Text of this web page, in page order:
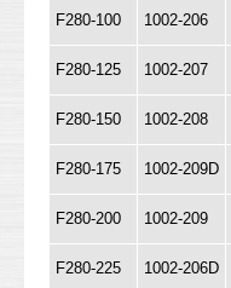
F280-100 1002-206
F280-125 1002-207
F280-150 1002-208
F280-175 1002-209D
F280-200 1002-209
F280-225 1002-206D